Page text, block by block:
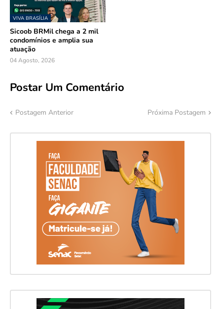
VIVA BRASÍLIA
Sicoob BRMil chega a 2 mil
condomínios e amplia sua
atuação
04 Agosto, 2026
Postar Um Comentário
Postagem Anterior Próxima Postagem